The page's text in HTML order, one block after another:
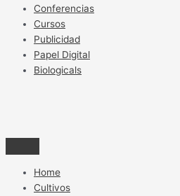
Conferencias
Cursos
Publicidad
Papel Digital
Biologicals
Home
Cultivos